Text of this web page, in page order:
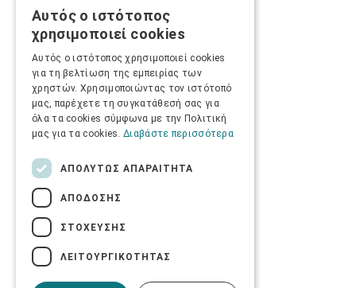
Αυτός ο ιστότοπος
χρησιμοποιεί cookies
Αυτός ο ιστότοπος χρησιμοποιεί cookies
για τη βελτίωση της εμπειρίας των
χρηστών. Χρησιμοποιώντας τον ιστότοπό
μας, παρέχετε τη συγκατάθεσή σας για
όλα τα cookies σύμφωνα με την Πολιτική
μας για τα cookies. Διαβάστε περισσότερα
ΑΠΟΛΎΤΩΣ ΑΠΑΡΑΊΤΗΤΑ
ΑΠΌΔΟΣΗΣ
ΣΤΌΧΕΥΣΗΣ
ΛΕΙΤΟΥΡΓΙΚΌΤΗΤΑΣ